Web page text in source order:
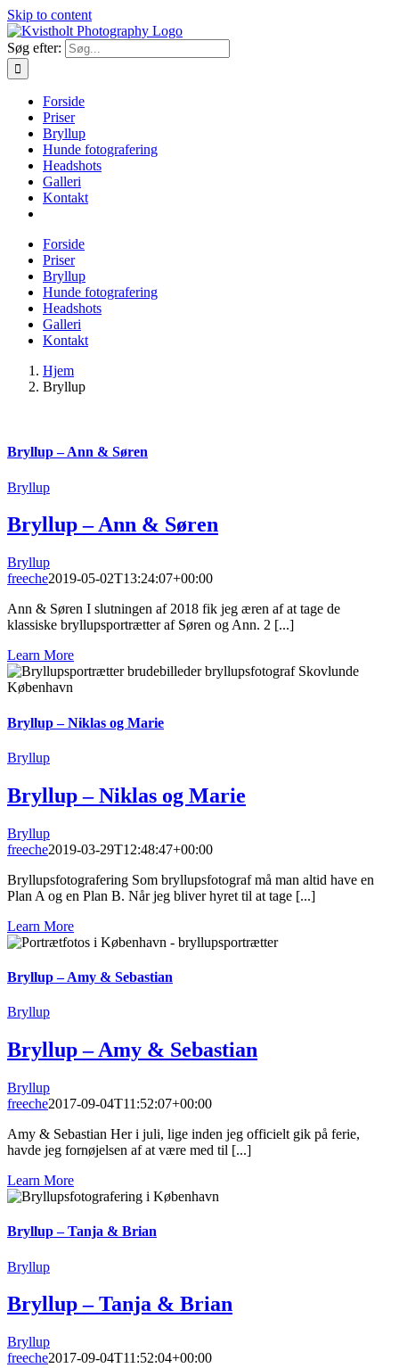
Skip to content
Søg efter:
Forside
Priser
Bryllup
Hunde fotografering
Headshots
Galleri
Kontakt
Forside
Priser
Bryllup
Hunde fotografering
Headshots
Galleri
Kontakt
Hjem
Bryllup
Bryllup – Ann & Søren
Bryllup
Bryllup – Ann & Søren
Bryllup
freeche2019-05-02T13:24:07+00:00
Ann & Søren I slutningen af 2018 fik jeg æren af at tage de
klassiske bryllupsportrætter af Søren og Ann. 2 [...]
Learn More
Bryllup – Niklas og Marie
Bryllup
Bryllup – Niklas og Marie
Bryllup
freeche2019-03-29T12:48:47+00:00
Bryllupsfotografering Som bryllupsfotograf må man altid have en
Plan A og en Plan B. Når jeg bliver hyret til at tage [...]
Learn More
Bryllup – Amy & Sebastian
Bryllup
Bryllup – Amy & Sebastian
Bryllup
freeche2017-09-04T11:52:07+00:00
Amy & Sebastian Her i juli, lige inden jeg officielt gik på ferie,
havde jeg fornøjelsen af at være med til [...]
Learn More
Bryllup – Tanja & Brian
Bryllup
Bryllup – Tanja & Brian
Bryllup
freeche2017-09-04T11:52:04+00:00